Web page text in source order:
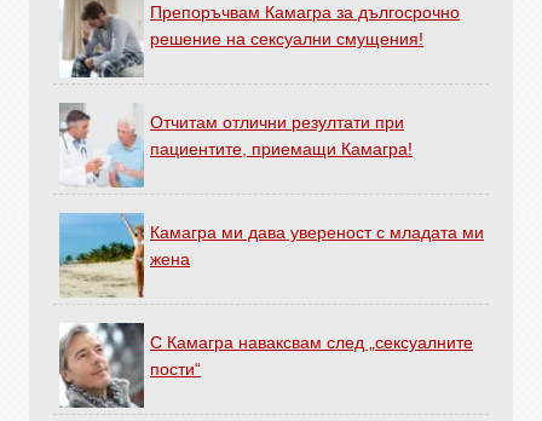
Препоръчвам Камагра за дългосрочно
решение на сексуални смущения!
Отчитам отлични резултати при
пациентите, приемащи Камагра!
Камагра ми дава увереност с младата ми
жена
С Камагра наваксвам след „сексуалните
пости“